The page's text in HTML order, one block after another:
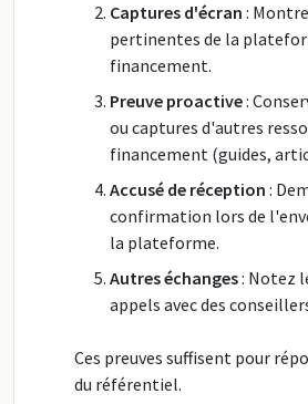
Captures d'écran :
pertinentes de la
financement.
Preuve proactive:
ou captures d'autres
financement (guides,
Accusé de réception :
confirmation lors de
la plateforme.
Autres échanges: Notez
appels avec des
Ces preuves suffisent pour
du référentiel.